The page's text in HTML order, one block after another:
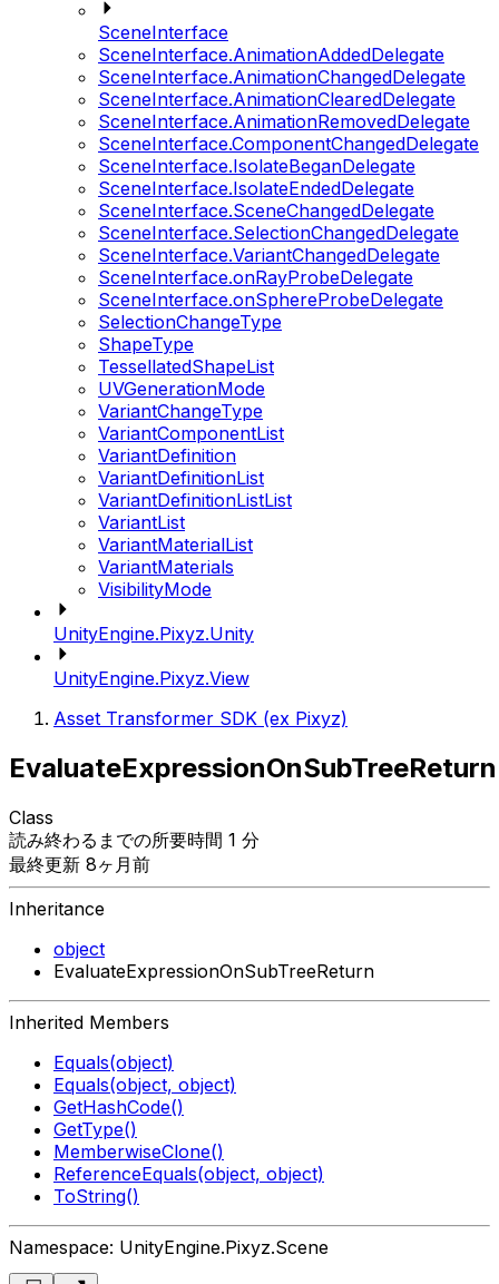
SceneInterface
SceneInterface.AnimationAddedDelegate
SceneInterface.AnimationChangedDelegate
SceneInterface.AnimationClearedDelegate
SceneInterface.AnimationRemovedDelegate
SceneInterface.ComponentChangedDelegate
SceneInterface.IsolateBeganDelegate
SceneInterface.IsolateEndedDelegate
SceneInterface.SceneChangedDelegate
SceneInterface.SelectionChangedDelegate
SceneInterface.VariantChangedDelegate
SceneInterface.onRayProbeDelegate
SceneInterface.onSphereProbeDelegate
SelectionChangeType
ShapeType
TessellatedShapeList
UVGenerationMode
VariantChangeType
VariantComponentList
VariantDefinition
VariantDefinitionList
VariantDefinitionListList
VariantList
VariantMaterialList
VariantMaterials
VisibilityMode
UnityEngine.Pixyz.Unity
UnityEngine.Pixyz.View
Asset Transformer SDK (ex Pixyz)
EvaluateExpressionOnSubTreeReturn
Class
読み終わるまでの所要時間 1 分
最終更新 8ヶ月前
Inheritance
object
EvaluateExpressionOnSubTreeReturn
Inherited Members
Equals(object)
Equals(object, object)
GetHashCode()
GetType()
MemberwiseClone()
ReferenceEquals(object, object)
ToString()
Namespace: UnityEngine.Pixyz.Scene